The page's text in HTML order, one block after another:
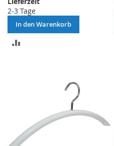
2-3 Tage
In den Warenkorb